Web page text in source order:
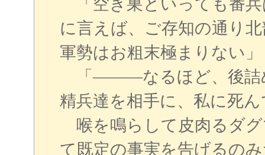
「空き巣といっても番
に言えば、ご存知の通り
軍勢はお粗末極まりない」
「―――なるほど、後詰
精兵達を相手に、私に死
喉を鳴らして皮肉るダ
て既定の事実を告げるの